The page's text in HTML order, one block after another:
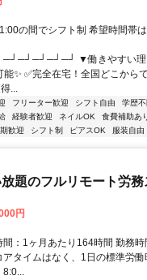
の間でシフト制 希望時間帯
▼働きやすい理
✨ ✅完全在宅！全国どこから
...
フリーター歓迎 シフト自由 学歴不
経験者歓迎 ネイルOK 食費補助あ
歓迎 シフト制 ピアスOK 服装自由
題のフルリモート労務
円
：1ヶ月あたり164時間 勤務
タイムはなく、1日の標準労
8:0...